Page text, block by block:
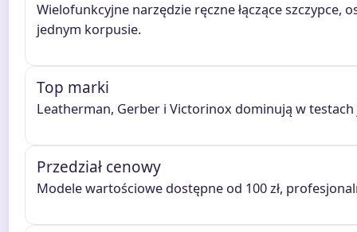
Wielofunkcyjne narzędzie ręczne łączące szczypce,
jednym korpusie.
Top marki
Leatherman, Gerber i Victorinox dominują w
Przedział cenowy
Modele wartościowe dostępne od 100 zł,